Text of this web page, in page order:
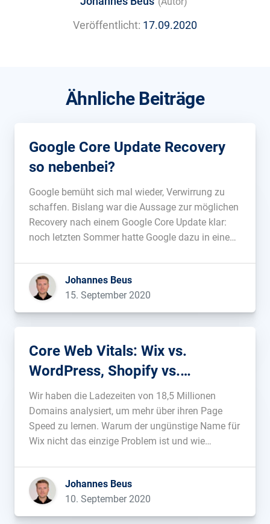
Veröffentlicht: 17.09.2020
Ähnliche Beiträge
Google Core Update Recovery
so nebenbei?
Google bemüht sich mal wieder, Verwirrung zu
schaffen. Bislang war die Aussage zur möglichen
Recovery nach einem Google Core Update klar:
noch letzten Sommer hatte Google dazu in einem
impacted by one might not recover […] […]...
Johannes Beus
15. September 2020
Core Web Vitals: Wix vs.
WordPress, Shopify vs.
Shopware – was ist schneller?
Wir haben die Ladezeiten von 18,5 Millionen
Domains analysiert, um mehr über ihren Page
Speed zu lernen. Warum der ungünstige Name für
Wix nicht das einzige Problem ist und wie
Johannes Beus
10. September 2020